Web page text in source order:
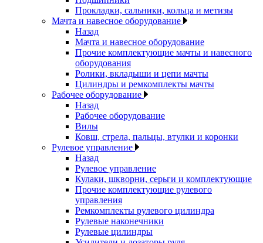
Прокладки, сальники, кольца и метизы
Мачта и навесное оборудование
Назад
Мачта и навесное оборудование
Прочие комплектующие мачты и навесного
оборудования
Ролики, вкладыши и цепи мачты
Цилиндры и ремкомплекты мачты
Рабочее оборудование
Назад
Рабочее оборудование
Вилы
Ковш, стрела, пальцы, втулки и коронки
Рулевое управление
Назад
Рулевое управление
Кулаки, шкворни, серьги и комплектующие
Прочие комплектующие рулевого
управления
Ремкомплекты рулевого цилиндра
Рулевые наконечники
Рулевые цилиндры